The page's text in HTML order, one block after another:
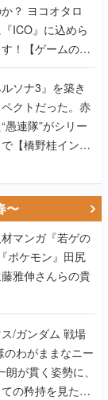
？ ヨコオタロ
ICO』に込めら
！【ゲームの企
ソナ3』を築き
クトだった。赤
愚連隊”がシリー
【橋野桂インタ
〜
マンガ『若ゲの
ポケモン』田尻
雅伸さんらの貴
ンダム 戦場
わがままなニー
が貫く姿勢に、
の矜持を見た